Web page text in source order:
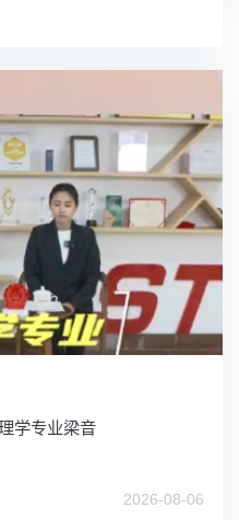
学专业梁音
2026-08-06